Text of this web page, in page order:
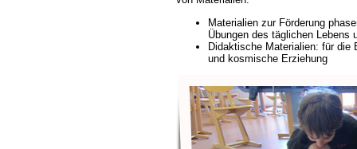
Materialien zur Förderung
Übungen des täglichen Lebens
Didaktische Materialien: für die
und kosmische Erziehung